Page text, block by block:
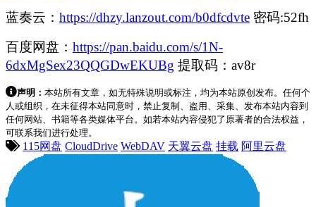
蓝奏云： https://dhzy.lanzout.com/b0dfcdvte 密码:52fh
百度网盘： https://pan.baidu.com/s/1N-
6dxMgSex23QQGDwEKUBg 提取码：av8r
声明： 本站所有文章，如无特殊说明或标注，均为本站原创发布。任何个
人或组织，在未征得本站同意时，禁止复制、盗用、采集、发布本站内容到
任何网站、书籍等各类媒体平台。如若本站内容侵犯了原著者的合法权益，
可联系我们进行处理。
115网盘 CloudDrive WebDAV 天翼云盘 挂载 阿里云盘